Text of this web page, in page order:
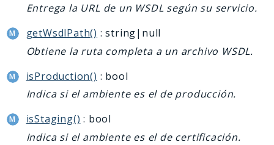
Entrega la URL de un WSDL según su servicio.
getWsdlPath() : string|null
Obtiene la ruta completa a un archivo WSDL.
isProduction() : bool
Indica si el ambiente es el de producción.
isStaging() : bool
Indica si el ambiente es el de certificación.